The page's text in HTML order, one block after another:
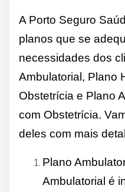
A Porto Seguro
planos que se
necessidades dos
Ambulatorial, Plano
Obstetrícia e Plano
com Obstetrícia.
deles com mais
Plano
Ambulatorial é